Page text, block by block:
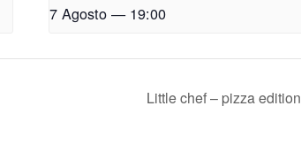
7 Agosto — 19:00
Little chef – pizza edition